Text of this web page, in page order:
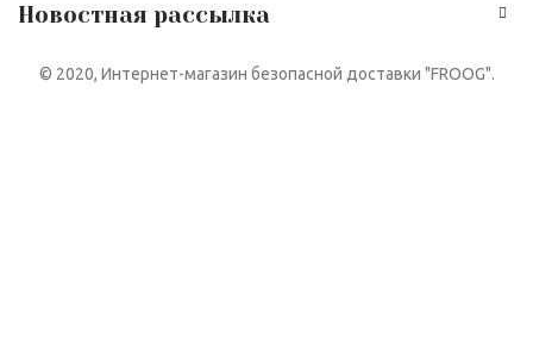
Новостная рассылка
© 2020, Интернет-магазин безопасной доставки "FROOG".